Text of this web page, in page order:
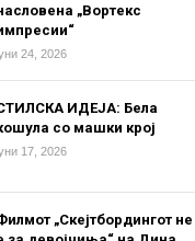
„Вортекс
24, 2026
ИДЕЈА: Бела
со машки крој
17, 2026
„Скејтбордингот не